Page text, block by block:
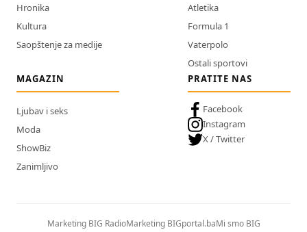
Hronika
Kultura
Saopštenje za medije
Atletika
Formula 1
Vaterpolo
Ostali sportovi
MAGAZIN
Ljubav i seks
Moda
ShowBiz
Zanimljivo
PRATITE NAS
Facebook
Instagram
X / Twitter
Marketing BIG RadioMarketing BIGportal.baMi smo BIG